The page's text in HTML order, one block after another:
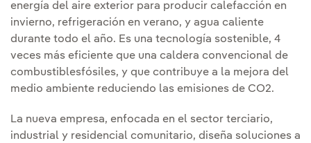
energía del aire exterior para producir calefacción en
invierno, refrigeración en verano, y agua caliente
durante todo el año. Es una tecnología sostenible, 4
veces más eficiente que una caldera convencional de
combustiblesfósiles, y que contribuye a la mejora del
medio ambiente reduciendo las emisiones de CO2.
La nueva empresa, enfocada en el sector terciario,
industrial y residencial comunitario, diseña soluciones a